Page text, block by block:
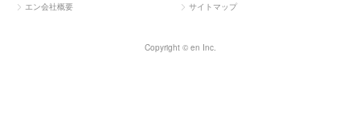
エン会社概要 サイトマップ
Copyright © en Inc.